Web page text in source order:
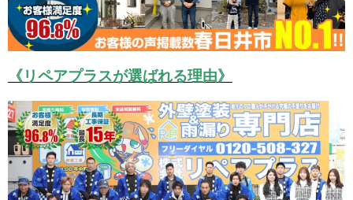
《リペアプラスが選ばれる理由》